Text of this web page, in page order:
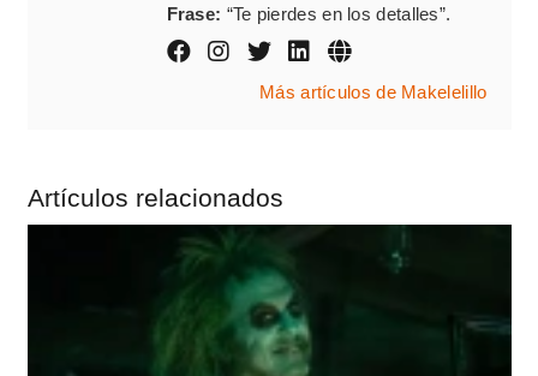
Frase: “Te pierdes en los detalles”.
Más artículos de Makelelillo
Artículos relacionados